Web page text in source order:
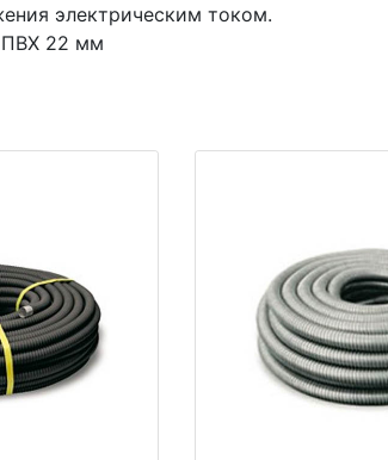
электрическим током.
ПВХ 22 мм